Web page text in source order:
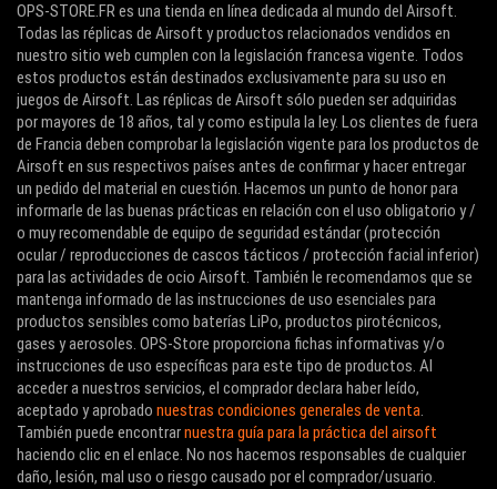
OPS-STORE.FR es una tienda en línea dedicada al mundo del Airsoft.
Todas las réplicas de Airsoft y productos relacionados vendidos en
nuestro sitio web cumplen con la legislación francesa vigente. Todos
estos productos están destinados exclusivamente para su uso en
juegos de Airsoft. Las réplicas de Airsoft sólo pueden ser adquiridas
por mayores de 18 años, tal y como estipula la ley. Los clientes de fuera
de Francia deben comprobar la legislación vigente para los productos de
Airsoft en sus respectivos países antes de confirmar y hacer entregar
un pedido del material en cuestión. Hacemos un punto de honor para
informarle de las buenas prácticas en relación con el uso obligatorio y /
o muy recomendable de equipo de seguridad estándar (protección
ocular / reproducciones de cascos tácticos / protección facial inferior)
para las actividades de ocio Airsoft. También le recomendamos que se
mantenga informado de las instrucciones de uso esenciales para
productos sensibles como baterías LiPo, productos pirotécnicos,
gases y aerosoles. OPS-Store proporciona fichas informativas y/o
instrucciones de uso específicas para este tipo de productos. Al
acceder a nuestros servicios, el comprador declara haber leído,
aceptado y aprobado nuestras condiciones generales de venta.
También puede encontrarnuestra guía para la práctica del airsoft
haciendo clic en el enlace. No nos hacemos responsables de cualquier
daño, lesión, mal uso o riesgo causado por el comprador/usuario.